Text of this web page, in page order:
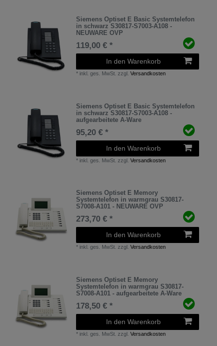
Siemens Optiset E Basic Systemtelefon
in schwarz S30817-S7003-A108 -
NEUWARE OVP
119,00 € *
In den Warenkorb
* inkl. ges. MwSt. zzgl.Versandkosten
Siemens Optiset E Basic Systemtelefon
in schwarz S30817-S7003-A108 -
aufgearbeitete A-Ware
95,20 € *
In den Warenkorb
* inkl. ges. MwSt. zzgl.Versandkosten
Siemens Optiset E Memory
Systemtelefon in warmgrau S30817-
S7008-A101 - NEUWARE OVP
273,70 € *
In den Warenkorb
* inkl. ges. MwSt. zzgl.Versandkosten
Siemens Optiset E Memory
Systemtelefon in warmgrau S30817-
S7008-A101 - aufgearbeitete A-Ware
178,50 € *
In den Warenkorb
* inkl. ges. MwSt. zzgl.Versandkosten